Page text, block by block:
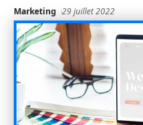
Marketing 29 juillet 2022